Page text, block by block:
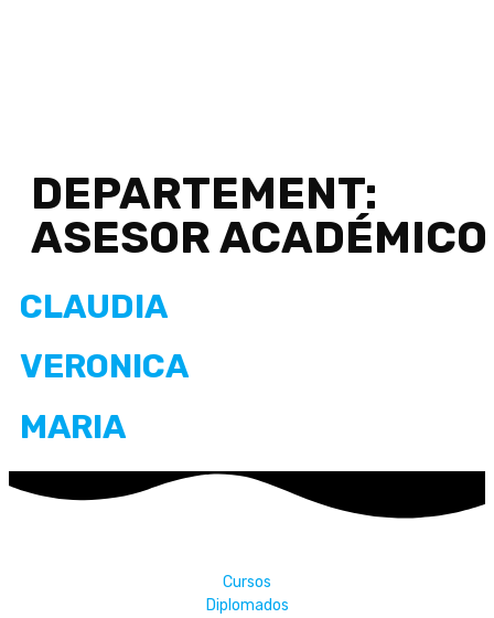
DEPARTEMENT:
ASESOR ACADÉMICO
CLAUDIA
VERONICA
MARIA
Cursos
Diplomados